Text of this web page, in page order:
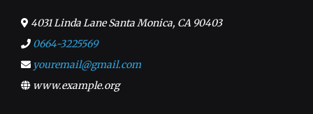
4031 Linda Lane Santa Monica, CA 90403
0664-3225569
youremail@gmail.com
www.example.org